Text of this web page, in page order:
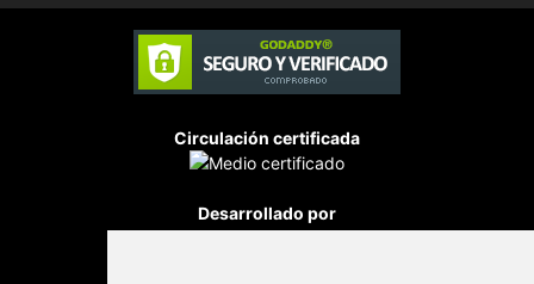
Circulación certificada
Desarrollado por